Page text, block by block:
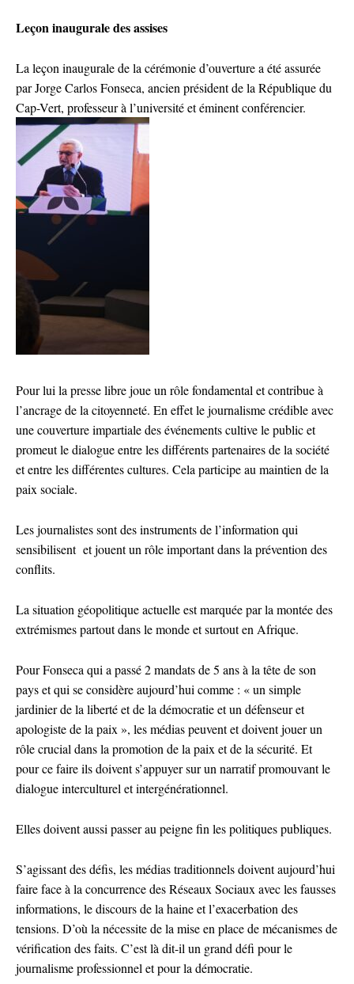
Leçon inaugurale des assises
La leçon inaugurale de la cérémonie d’ouverture a été assurée
par Jorge Carlos Fonseca, ancien président de la République du
Cap-Vert, professeur à l’université et éminent conférencier.
Pour lui la presse libre joue un rôle fondamental et contribue à
l’ancrage de la citoyenneté. En effet le journalisme crédible avec
une couverture impartiale des événements cultive le public et
promeut le dialogue entre les différents partenaires de la société
et entre les différentes cultures. Cela participe au maintien de la
paix sociale.
Les journalistes sont des instruments de l’information qui
sensibilisent et jouent un rôle important dans la prévention des
conflits.
La situation géopolitique actuelle est marquée par la montée des
extrémismes partout dans le monde et surtout en Afrique.
Pour Fonseca qui a passé 2 mandats de 5 ans à la tête de son
pays et qui se considère aujourd’hui comme : « un simple
jardinier de la liberté et de la démocratie et un défenseur et
apologiste de la paix », les médias peuvent et doivent jouer un
rôle crucial dans la promotion de la paix et de la sécurité. Et
pour ce faire ils doivent s’appuyer sur un narratif promouvant le
dialogue interculturel et intergénérationnel.
Elles doivent aussi passer au peigne fin les politiques publiques.
S’agissant des défis, les médias traditionnels doivent aujourd’hui
faire face à la concurrence des Réseaux Sociaux avec les fausses
informations, le discours de la haine et l’exacerbation des
tensions. D’où la nécessite de la mise en place de mécanismes de
vérification des faits. C’est là dit-il un grand défi pour le
journalisme professionnel et pour la démocratie.